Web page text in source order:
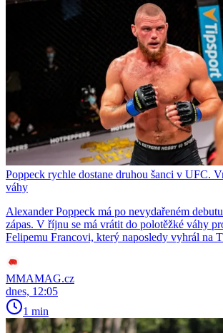
Poppeck rychle dostane druhou šanci v UFC.
váhy
Alexander Poppeck má po nevydařeném
zápas. V říjnu se má vrátit do polotěžké váhy
Felipemu Francovi, který naposledy vyhrál na
MMAMAG.cz
dnes, 12:05
1 min